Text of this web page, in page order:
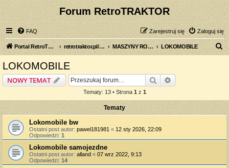
Forum RetroTRAKTOR
FAQ Zaloguj się
Zarejestruj się
Portal RetroTRAKTOR.pl retrotraktor.pl/forum MASZYNY ROLNICZE LOKOMOBILE
LOKOMOBILE
NOWY TEMAT Szukaj
Tematy: 13 • Strona 1 z 1
Tematy
Lokomobile bw
Ostatni post autor: pawel181981 « 12 sty 2026, 22:09
Odpowiedzi: 1
Lokomobile samojezdne
Ostatni post autor: alland « 07 wrz 2022, 9:13
Odpowiedzi: 14